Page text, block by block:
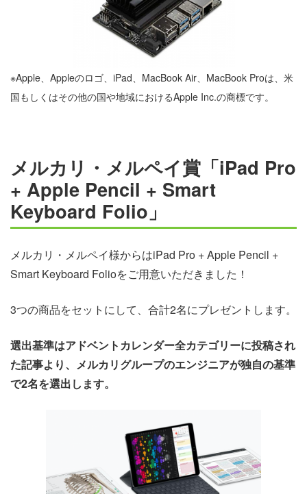
※Apple、Appleのロゴ、iPad、MacBook Air、MacBook Proは、米
国もしくはその他の国や地域におけるApple Inc.の商標です。
メルカリ・メルペイ賞「iPad Pro
+ Apple Pencil + Smart
Keyboard Folio」
メルカリ・メルペイ様からはiPad Pro + Apple Pencil +
Smart Keyboard Folioをご用意いただきました！
3つの商品をセットにして、合計2名にプレゼントします。
選出基準はアドベントカレンダー全カテゴリーに投稿され
た記事より、メルカリグループのエンジニアが独自の基準
で2名を選出します。